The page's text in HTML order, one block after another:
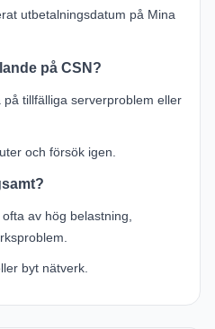
utbetalningsdatum på Mina
på CSN?
tillfälliga serverproblem eller
och försök igen.
av hög belastning,
byt nätverk.